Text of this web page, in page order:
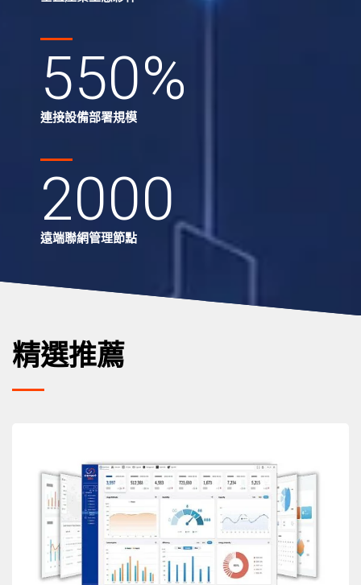
550%
連接設備部署規模
2000
遠端聯網管理節點
精選推薦